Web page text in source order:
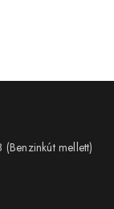
mellett)